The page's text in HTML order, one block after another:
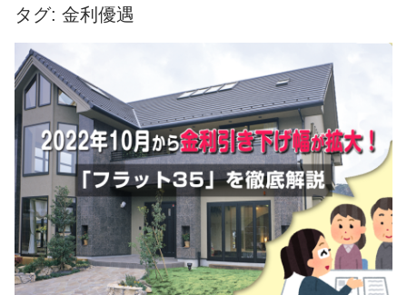
い
と
暮
ら
し
に
役
立
報
を
お
け
し
ま
タグ: 金利優遇